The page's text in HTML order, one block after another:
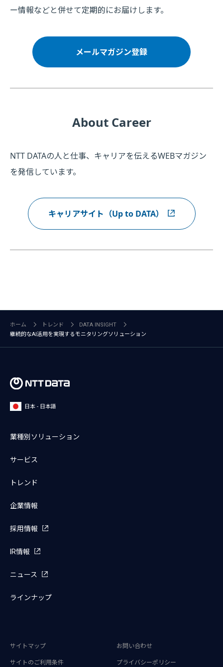
ー情報などと併せて定期的にお届けします。
メールマガジン登録
About Career
NTT DATAの人と仕事、キャリアを伝えるWEBマガジン
を発信しています。
キャリアサイト（Up to DATA）
ホーム トレンド
DATA INSIGHT
継続的なAI活用を実現するモニタリングソリューション
日本 - 日本語
業種別ソリューション
サービス
トレンド
企業情報
採用情報
IR情報
ニュース
ラインナップ
サイトマップ お問い合わせ
サイトのご利用条件 プライバシーポリシー